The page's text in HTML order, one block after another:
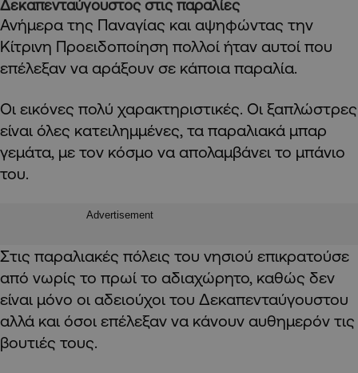
Δεκαπενταύγουστος στις παραλίες
Ανήμερα της Παναγίας και αψηφώντας την
Κίτρινη Προειδοποίηση πολλοί ήταν αυτοί που
επέλεξαν να αράξουν σε κάποια παραλία.
Οι εικόνες πολύ χαρακτηριστικές. Οι ξαπλώστρες
είναι όλες κατειλημμένες, τα παραλιακά μπαρ
γεμάτα, με τον κόσμο να απολαμβάνει το μπάνιο
του.
Advertisement
Στις παραλιακές πόλεις του νησιού επικρατούσε
από νωρίς το πρωί το αδιαχώρητο, καθώς δεν
είναι μόνο οι αδειούχοι του Δεκαπενταύγουστου
αλλά και όσοι επέλεξαν να κάνουν αυθημερόν τις
βουτιές τους.